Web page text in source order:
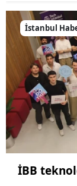
İstanbul
İBB